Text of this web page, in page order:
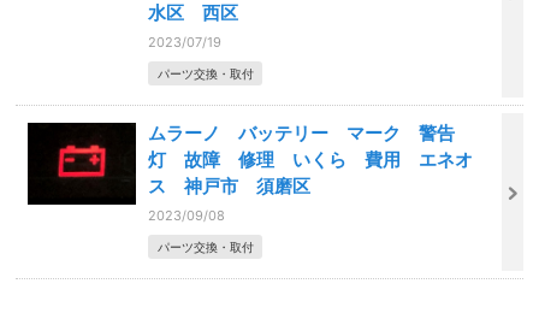
水区 西区
2023/07/19
パーツ交換・取付
ムラーノ バッテリー マーク 警告
灯 故障 修理 いくら 費用 エネオ
ス 神戸市 須磨区
2023/09/08
パーツ交換・取付